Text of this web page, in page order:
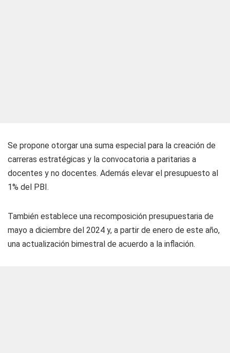
Se propone otorgar una suma especial para la creación de
carreras estratégicas y la convocatoria a paritarias a
docentes y no docentes. Además elevar el presupuesto al
1% del PBI.
También establece una recomposición presupuestaria de
mayo a diciembre del 2024 y, a partir de enero de este año,
una actualización bimestral de acuerdo a la inflación.